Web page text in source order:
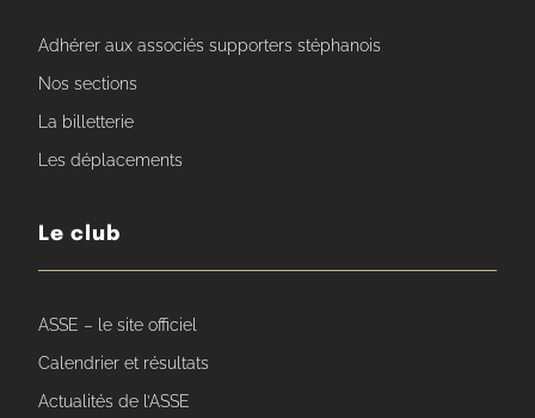
Adhérer aux associés supporters stéphanois
Nos sections
La billetterie
Les déplacements
Le club
ASSE – le site officiel
Calendrier et résultats
Actualités de l’ASSE